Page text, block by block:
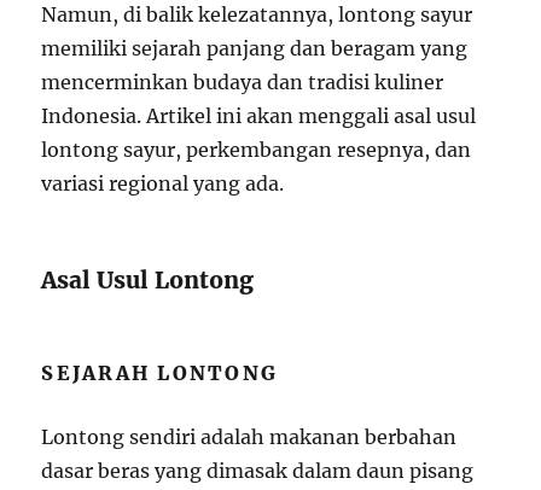
Namun, di balik kelezatannya, lontong sayur
memiliki sejarah panjang dan beragam yang
mencerminkan budaya dan tradisi kuliner
Indonesia. Artikel ini akan menggali asal usul
lontong sayur, perkembangan resepnya, dan
variasi regional yang ada.
Asal Usul Lontong
SEJARAH LONTONG
Lontong sendiri adalah makanan berbahan
dasar beras yang dimasak dalam daun pisang